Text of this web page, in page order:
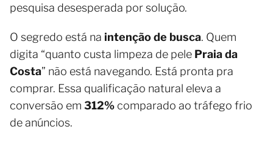
pesquisa desesperada por solução.
O segredo está na intenção de busca. Quem
digita “quanto custa limpeza de pele Praia da
Costa” não está navegando. Está pronta pra
comprar. Essa qualificação natural eleva a
conversão em 312% comparado ao tráfego frio
de anúncios.